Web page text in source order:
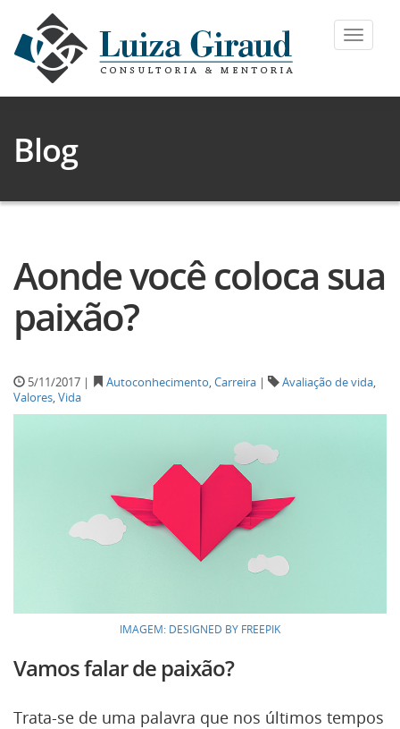
Toggle
Blog
Aonde você coloca sua
paixão?
5/11/2017 | Autoconhecimento,Carreira | Avaliação de vida,
Valores,Vida
IMAGEM: DESIGNED BY FREEPIK
Vamos falar de paixão?
Trata-se de uma palavra que nos últimos tempos